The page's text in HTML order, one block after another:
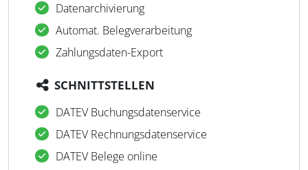
Datenarchivierung
Automat. Belegverarbeitung
Zahlungsdaten-Export
SCHNITTSTELLEN
DATEV Buchungsdatenservice
DATEV Rechnungsdatenservice
DATEV Belege online